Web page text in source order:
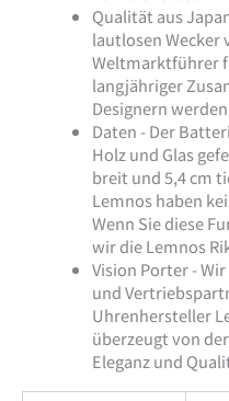
Qualität aus
lautlosen Wecker
Weltmarktführer
langjähriger
Designern
Daten - Der
Holz und Glas
breit und 5,4 cm
Lemnos haben
Wenn Sie diese
wir die Lemnos
Vision Porter -
und
Uhrenhersteller
überzeugt von
Eleganz und